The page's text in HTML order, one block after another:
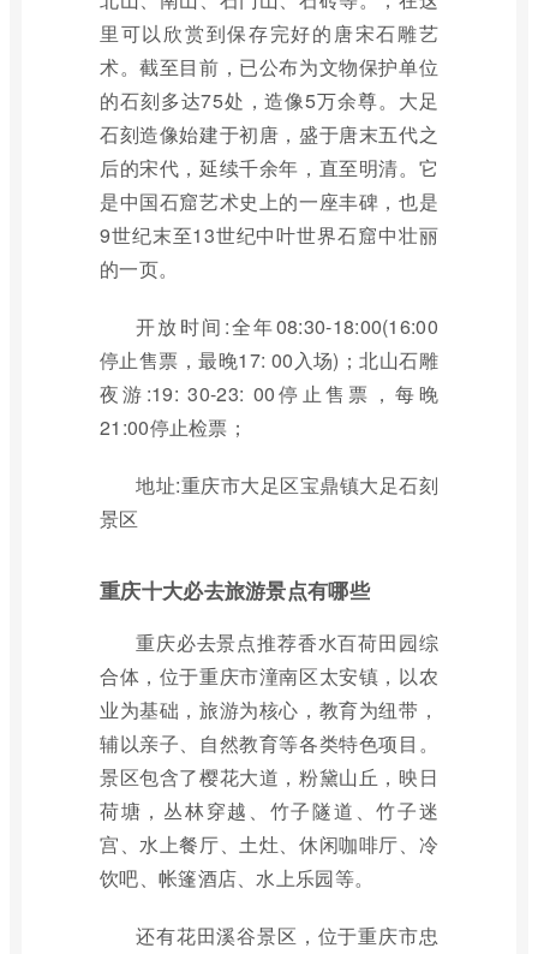
里可以欣赏到保存完好的唐宋石雕艺
术。截至目前，已公布为文物保护单位
的石刻多达75处，造像5万余尊。大足
石刻造像始建于初唐，盛于唐末五代之
后的宋代，延续千余年，直至明清。它
是中国石窟艺术史上的一座丰碑，也是
9世纪末至13世纪中叶世界石窟中壮丽
的一页。
开放时间:全年08:30-18:00(16:00
停止售票，最晚17: 00入场)；北山石雕
夜游:19: 30-23: 00停止售票，每晚
21:00停止检票；
地址:重庆市大足区宝鼎镇大足石刻
景区
重庆十大必去旅游景点有哪些
重庆必去景点推荐香水百荷田园综
合体，位于重庆市潼南区太安镇，以农
业为基础，旅游为核心，教育为纽带，
辅以亲子、自然教育等各类特色项目。
景区包含了樱花大道，粉黛山丘，映日
荷塘，丛林穿越、竹子隧道、竹子迷
宫、水上餐厅、土灶、休闲咖啡厅、冷
饮吧、帐篷酒店、水上乐园等。
还有花田溪谷景区，位于重庆市忠